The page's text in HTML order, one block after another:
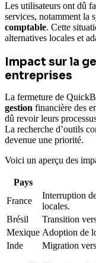
Les utilisateurs ont dû
services, notamment la
comptable. Cette
alternatives locales et
Impact sur la
entreprises
La fermeture de
gestion financière des
dû revoir leurs
La recherche d’outils
devenue une priorité.
Voici un aperçu des
Pays
France
Interruption
locales.
Brésil
Transition
Mexique Adoption de
Inde
Migration